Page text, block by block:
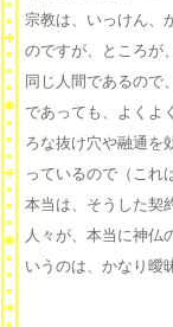
宗教は、いっけん、
のですが、ところが
同じ人間であるので
であっても、よくよ
ろな抜け穴や融通を
っているので（これ
本当は、そうした契
人々が、本当に神仏
いうのは、かなり曖